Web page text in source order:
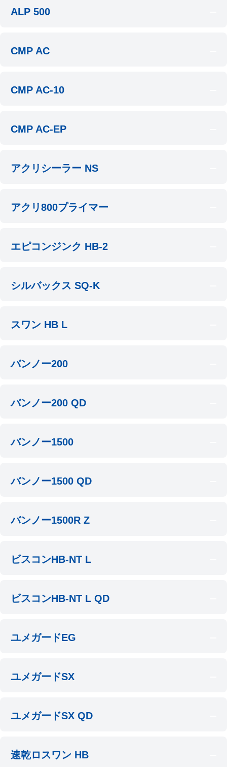
ALP 500
CMP AC
CMP AC-10
CMP AC-EP
アクリシーラー NS
アクリ800プライマー
エピコンジンク HB-2
シルバックス SQ-K
スワン HB L
バンノー200
バンノー200 QD
バンノー1500
バンノー1500 QD
バンノー1500R Z
ビスコンHB-NT L
ビスコンHB-NT L QD
ユメガードEG
ユメガードSX
ユメガードSX QD
速乾ロスワン HB